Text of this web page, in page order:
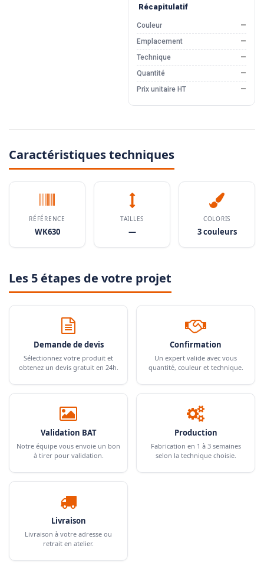
Récapitulatif
Couleur
—
Emplacement
—
Technique
—
Quantité
—
Prix unitaire HT
—
Caractéristiques techniques
RÉFÉRENCE
WK630
TAILLES
—
COLORIS
3 couleurs
Les 5 étapes de votre projet
Demande de devis
Sélectionnez votre produit et
obtenez un devis gratuit en 24h.
Confirmation
Un expert valide avec vous
quantité, couleur et technique.
Validation BAT
Notre équipe vous envoie un bon
à tirer pour validation.
Production
Fabrication en 1 à 3 semaines
selon la technique choisie.
Livraison
Livraison à votre adresse ou
retrait en atelier.